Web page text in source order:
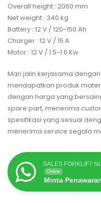
Overall height : 2060 mm
Net weight : 340 kg
Battery : 12 V / 120-150 Ah
Charger : 12 V / 15 A
Motor : 12 V / 1.5-1.6 Kw
Mari jalin kerjasama dengan
mendapatkan produk
dengan harga yang
spare part, menerima
spesifikasi yang sesuai
menerima service segala
SALES FORKLIFT
Online
Minta